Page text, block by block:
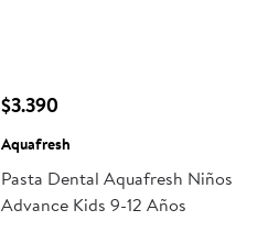
$3.390
Aquafresh
Pasta Dental Aquafresh Niños
Advance Kids 9-12 Años